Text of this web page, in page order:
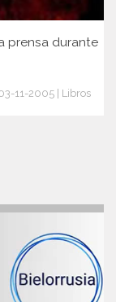
prensa durante
11-2005 | Libros